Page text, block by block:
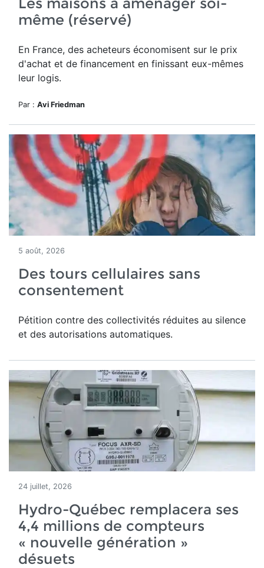
même (réservé)
En France, des acheteurs économisent sur le prix
d'achat et de financement en finissant eux-mêmes
leur logis.
Par : Avi Friedman
5 août, 2026
Des tours cellulaires sans
consentement
Pétition contre des collectivités réduites au silence
et des autorisations automatiques.
24 juillet, 2026
Hydro-Québec remplacera ses
4,4 millions de compteurs
« nouvelle génération »
désuets